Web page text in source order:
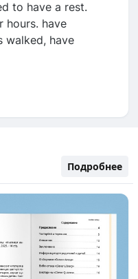
to have a rest.
hours. have
walked, have
Подробнее